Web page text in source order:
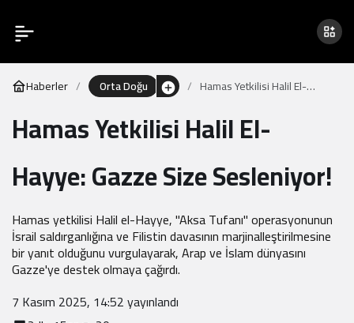
Haberler Orta Doğu
Hamas Yetkilisi Halil El-
Sesleniyor!
Hamas Yetkilisi Halil El-
Hayye: Gazze Size Sesleniyor!
Hamas yetkilisi Halil el-Hayye, "Aksa Tufanı" operasyonunun
İsrail saldırganlığına ve Filistin davasının marjinalleştirilmesine
bir yanıt olduğunu vurgulayarak, Arap ve İslam dünyasını
Gazze'ye destek olmaya çağırdı.
7 Kasım 2025, 14:52yayınlandı